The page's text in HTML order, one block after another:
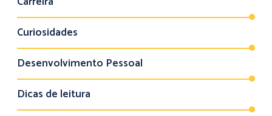
Curiosidades
Desenvolvimento Pessoal
Dicas de leitura